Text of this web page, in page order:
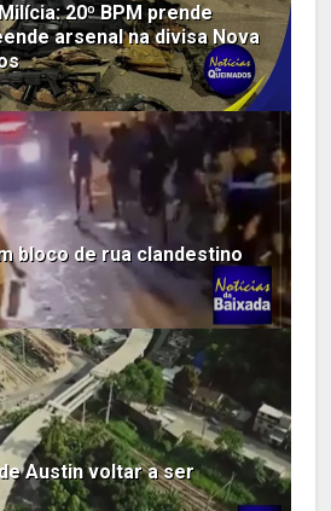
20º BPM prende
arsenal na divisa Nova
bloco de rua clandestino
Austin voltar a ser